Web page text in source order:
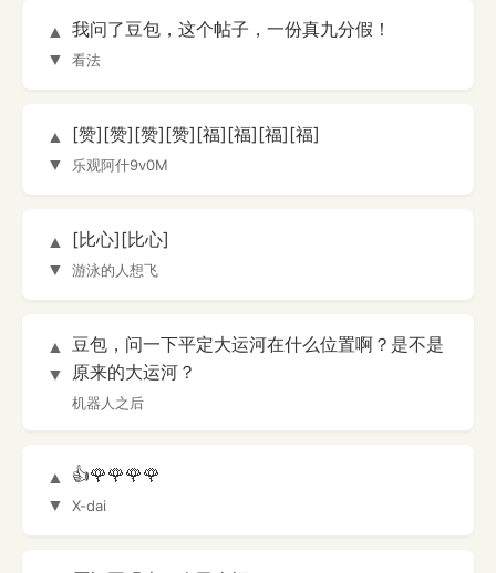
▲
▼
我问了豆包，这个帖子，一份真九分假！
看法
▲
▼
[赞][赞][赞][赞][福][福][福][福]
乐观阿什9v0M
▲
▼
[比心][比心]
游泳的人想飞
▲
▼
豆包，问一下平定大运河在什么位置啊？是不是
原来的大运河？
机器人之后
▲
▼
👍🌹🌹🌹🌹
X-dai